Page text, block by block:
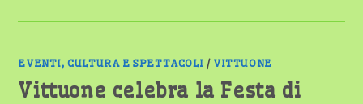
EVENTI, CULTURA E SPETTACOLI / VITTUONE
Vittuone celebra la Festa di